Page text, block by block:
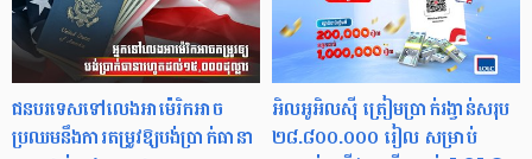
ជនបរទេសទៅលេងអាម៉េរិកអាច
ប្រឈមនឹងការតម្រូវឱ្យបង់ប្រាក់ធានា
អិលអូអិលស៊ី ត្រៀមប្រាក់រង្វាន់សរុប
២៨.៨០០.០០០ រៀល សម្រាប់